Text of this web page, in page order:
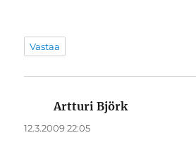
Vastaa
Artturi Björksanoo:
12.3.2009 22:05